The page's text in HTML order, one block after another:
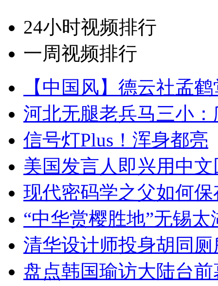
24小时视频排行
一周视频排行
【中国风】德云社孟
河北无腿老兵马三小
信号灯Plus！浑身都亮
美国发言人即兴用中
现代密码学之父如何
“中华赏樱胜地”无锡
清华设计师投身胡同
盘点韩国瑜访大陆台